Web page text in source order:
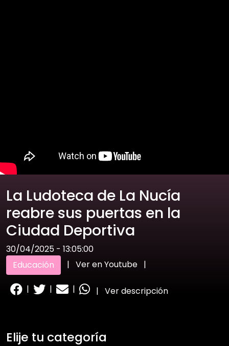
La Ludoteca de La Nucía
reabre sus puertas en la
Ciudad Deportiva
30/04/2025 - 13:05:00
Educación
| Ver en Youtube |
| | | | Ver descripción
Elije tu categoría